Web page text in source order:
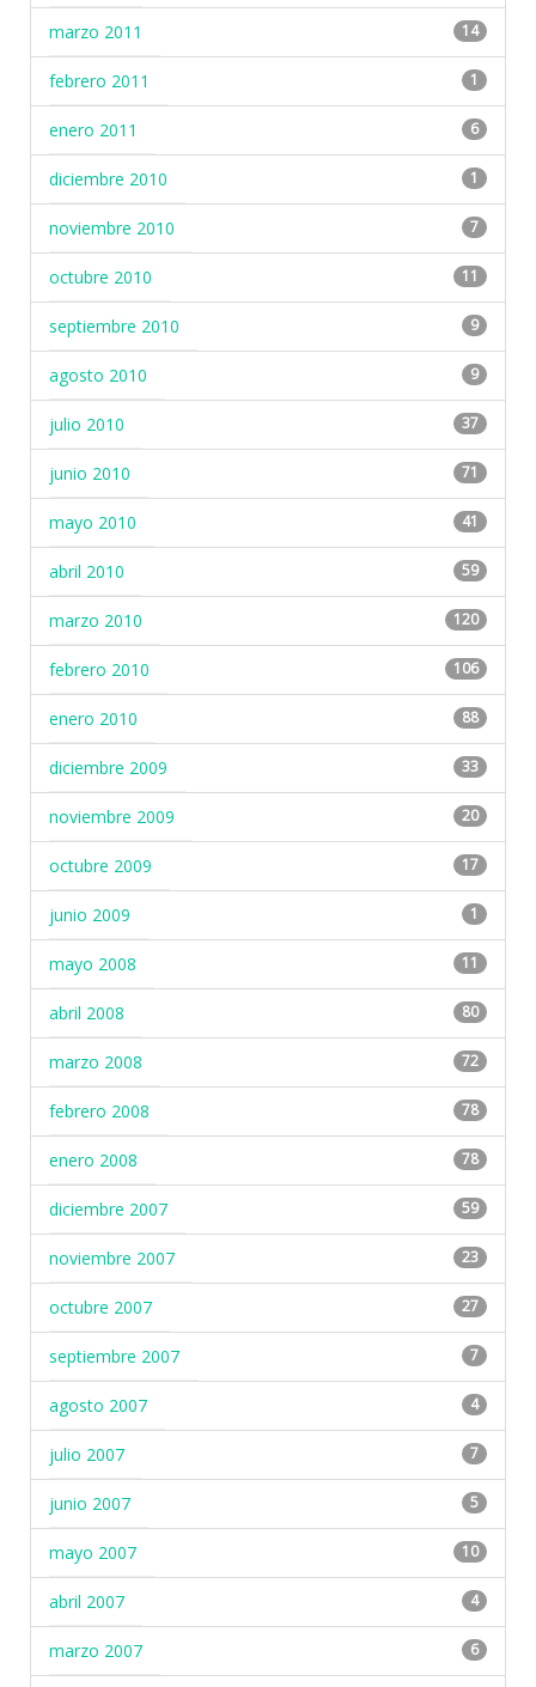
marzo 2011 14
febrero 2011 1
enero 2011 6
diciembre 2010 1
noviembre 2010 7
octubre 2010 11
septiembre 2010 9
agosto 2010 9
julio 2010 37
junio 2010 71
mayo 2010 41
abril 2010 59
marzo 2010 120
febrero 2010 106
enero 2010 88
diciembre 2009 33
noviembre 2009 20
octubre 2009 17
junio 2009 1
mayo 2008 11
abril 2008 80
marzo 2008 72
febrero 2008 78
enero 2008 78
diciembre 2007 59
noviembre 2007 23
octubre 2007 27
septiembre 2007 7
agosto 2007 4
julio 2007 7
junio 2007 5
mayo 2007 10
abril 2007 4
marzo 2007 6